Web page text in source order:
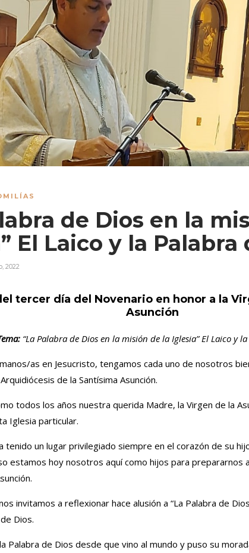
de Dios en la
El Laico y la Palabra
2022
tercer día del Novenario en honor a la
Asunción
“La Palabra de Dios en la misión de la Iglesia” El Laico y
as en Jesucristo, tengamos cada uno de nosotros
de la Santísima Asunción.
todos los años nuestra querida Madre, la Virgen de la
Iglesia particular.
tenido un lugar privilegiado siempre en el corazón de su
estamos hoy nosotros aquí como hijos para prepararnos
invitamos a reflexionar hace alusión a “La Palabra de
Dios.
Palabra de Dios desde que vino al mundo y puso su